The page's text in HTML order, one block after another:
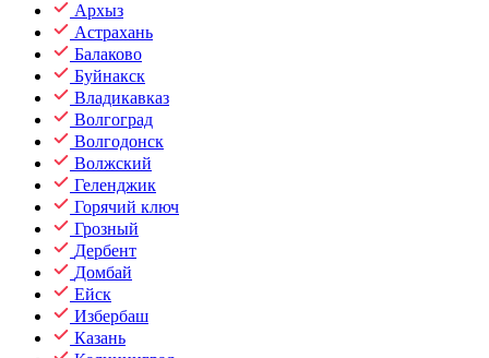
Архыз
Астрахань
Балаково
Буйнакск
Владикавказ
Волгоград
Волгодонск
Волжский
Геленджик
Горячий ключ
Грозный
Дербент
Домбай
Ейск
Избербаш
Казань